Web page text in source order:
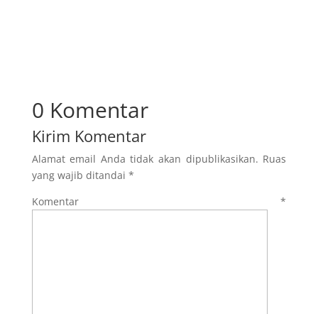
0 Komentar
Kirim Komentar
Alamat email Anda tidak akan dipublikasikan. Ruas
yang wajib ditandai *
Komentar*